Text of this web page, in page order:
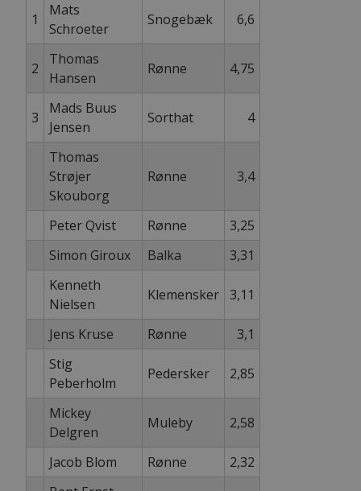
1
Mats
Schroeter
Snogebæk 6,6
2
Thomas
Hansen
Rønne 4,75
3
Mads Buus
Jensen
Sorthat 4
Thomas
Strøjer
Skouborg
Rønne 3,4
Peter Qvist Rønne
3,25
Simon Giroux
Balka
3,31
Kenneth
Nielsen
Klemensker 3,11
Jens Kruse Rønne
3,1
Stig
Peberholm
Pedersker 2,85
Mickey
Delgren
Muleby 2,58
Jacob Blom Rønne
2,32